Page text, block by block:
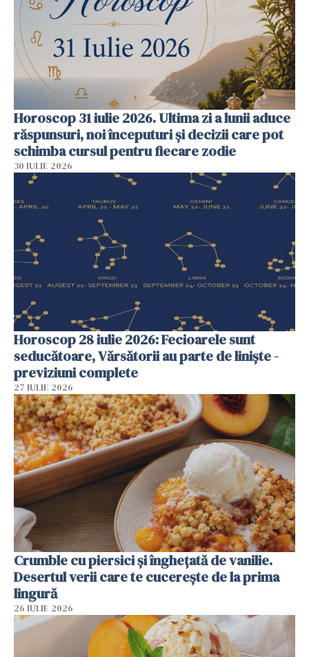
Horoscop 31 iulie 2026. Ultima zi a lunii aduce
răspunsuri, noi începuturi și decizii care pot
schimba cursul pentru fiecare zodie
30 IULIE 2026
Horoscop 28 iulie 2026: Fecioarele sunt
seducătoare, Vărsătorii au parte de liniște -
previziuni complete
27 IULIE 2026
Crumble cu piersici și înghețată de vanilie.
Desertul verii care te cucerește de la prima
lingură
26 IULIE 2026